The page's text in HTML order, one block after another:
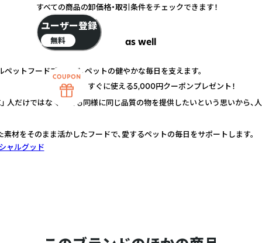
as well
ットフードブランド。ペットの健やかな毎日を支えます。
人だけではなく動物も同様に同じ品質の物を提供したいという思いから、
材をそのまま活かしたフードで、愛するペットの毎日をサポートします。
ャルグッド
すべての商品の卸価格・取引条件をチェックできます！
ユーザー登録
無料
すぐに使える5,000円クーポンプレゼント！